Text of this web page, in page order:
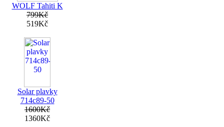
WOLF Tahiti K
799Kč
519Kč
Solar plavky
714c89-50
1600Kč
1360Kč